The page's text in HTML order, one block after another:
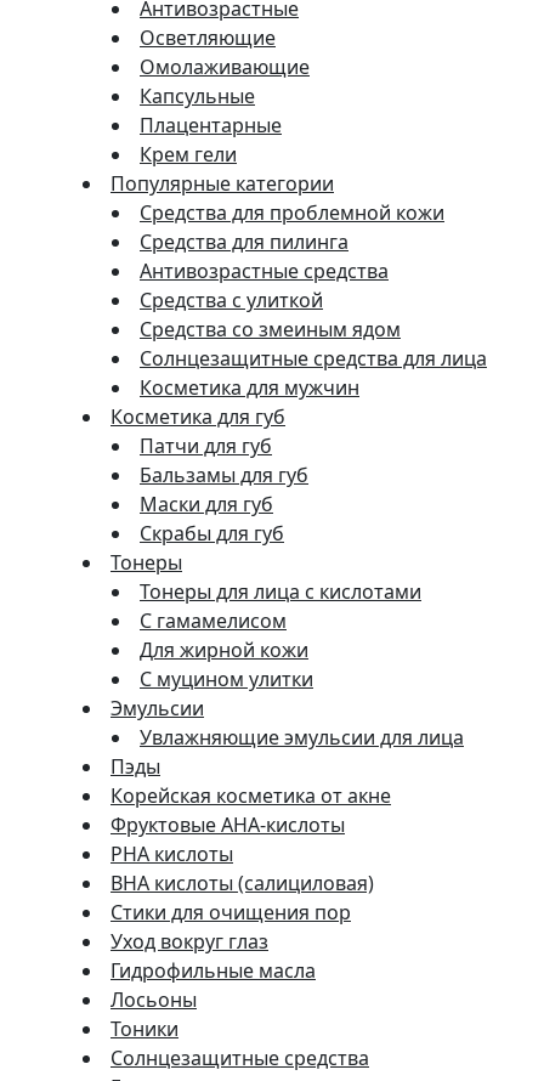
Антивозрастные
Осветляющие
Омолаживающие
Капсульные
Плацентарные
Крем гели
Популярные категории
Средства для проблемной кожи
Средства для пилинга
Антивозрастные средства
Средства с улиткой
Средства со змеиным ядом
Солнцезащитные средства для лица
Косметика для мужчин
Косметика для губ
Патчи для губ
Бальзамы для губ
Маски для губ
Скрабы для губ
Тонеры
Тонеры для лица с кислотами
С гамамелисом
Для жирной кожи
С муцином улитки
Эмульсии
Увлажняющие эмульсии для лица
Пэды
Корейская косметика от акне
Фруктовые AHA-кислоты
PHA кислоты
BHA кислоты (салициловая)
Стики для очищения пор
Уход вокруг глаз
Гидрофильные масла
Лосьоны
Тоники
Солнцезащитные средства